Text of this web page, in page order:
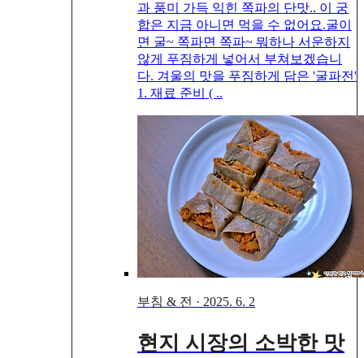
과 풍미 가득 익힌 쪽파의 단맛.. 이 궁
합은 지금 아니면 먹을 수 없어요.굴이
면 굴~ 쪽파면 쪽파~ 뭐하나 서운하지
않게 푸짐하게 넣어서 부쳐보겠습니
다. 겨울의 맛을 푸짐하게 담은 '굴파전'
1. 재료 준비 ( ..
부침 & 전 · 2025. 6. 2
현지 시장의 소박한 맛